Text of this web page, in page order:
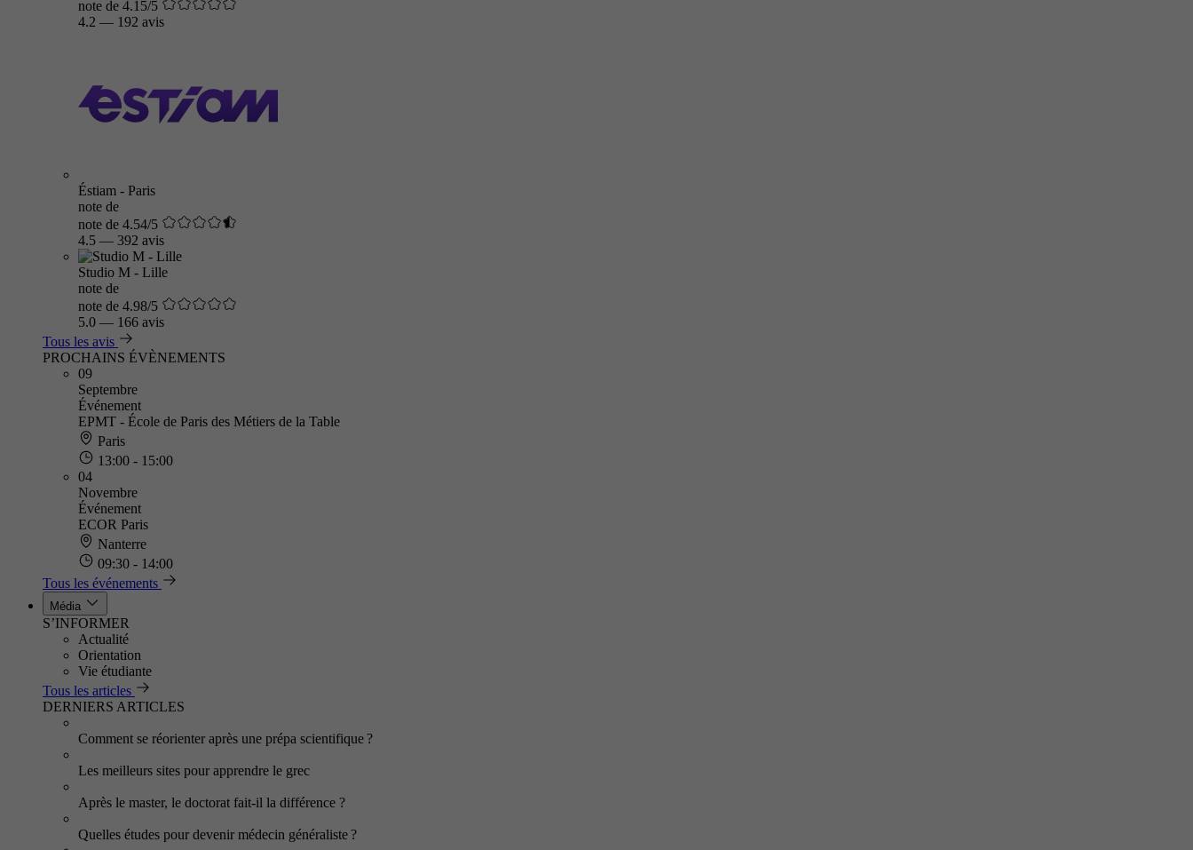
note de 4.15/5
4.2 — 192 avis
Éstiam - Paris
note de
note de 4.54/5
4.5 — 392 avis
Studio M - Lille
note de
note de 4.98/5
5.0 — 166 avis
Tous les avis
PROCHAINS ÉVÈNEMENTS
09
Septembre
Événement
EPMT - École de Paris des Métiers de la Table
Paris
13:00 - 15:00
04
Novembre
Événement
ECOR Paris
Nanterre
09:30 - 14:00
Tous les événements
Média
S’INFORMER
Actualité
Orientation
Vie étudiante
Tous les articles
DERNIERS ARTICLES
Comment se réorienter après une prépa scientifique ?
Les meilleurs sites pour apprendre le grec
Après le master, le doctorat fait-il la différence ?
Quelles études pour devenir médecin généraliste ?